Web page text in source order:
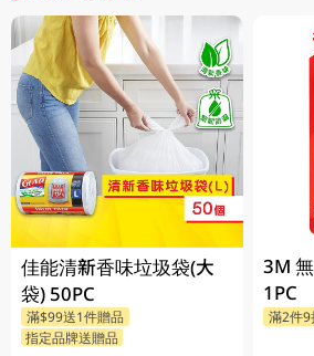
佳能清新香味垃圾袋(大
袋) 50PC
滿$99送1件贈品
指定品牌送贈品
3M
1PC
滿2件9